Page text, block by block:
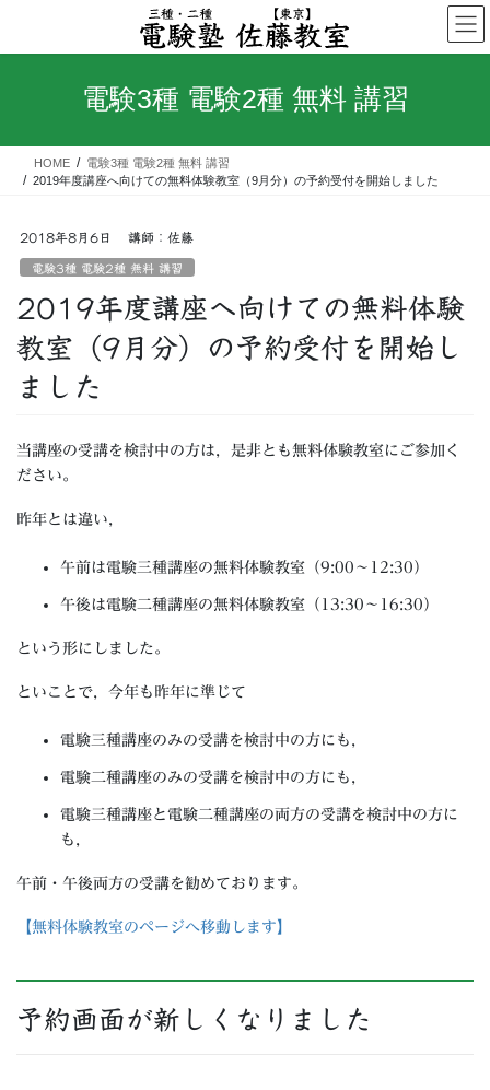
テ
ス
ゲ
ン
電験3種 電験2種 無料 講習
HOME
電験3種 電験2種 無料 講習
2019年度講座へ向けての無料体験教室（9月分）の予約受付を開始しました
2018年8月6日 講師：佐藤
電験3種 電験2種 無料 講習
2019年度講座へ向けての無料体験
教室（9月分）の予約受付を開始し
ました
当講座の受講を検討中の方は，是非とも無料体験教室にご参加く
ださい。
昨年とは違い，
午前は電験三種講座の無料体験教室（9:00～12:30）
午後は電験二種講座の無料体験教室（13:30～16:30）
という形にしました。
といことで，今年も昨年に準じて
電験三種講座のみの受講を検討中の方にも，
電験二種講座のみの受講を検討中の方にも，
電験三種講座と電験二種講座の両方の受講を検討中の方に
も，
午前・午後両方の受講を勧めております。
【無料体験教室のページへ移動します】
予約画面が新しくなりました